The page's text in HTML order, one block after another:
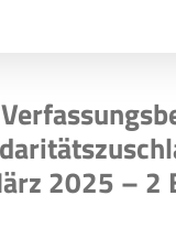
2025 – 2